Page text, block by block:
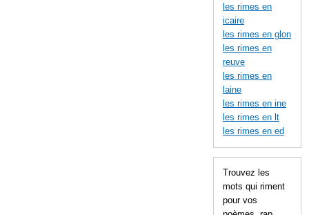
les rimes en
icaire
les rimes en glon
les rimes en
reuve
les rimes en
laine
les rimes en ine
les rimes en lt
les rimes en ed
Trouvez les
mots qui riment
pour vos